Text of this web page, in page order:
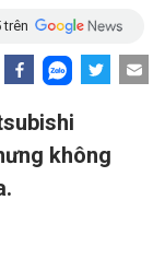
trên
không